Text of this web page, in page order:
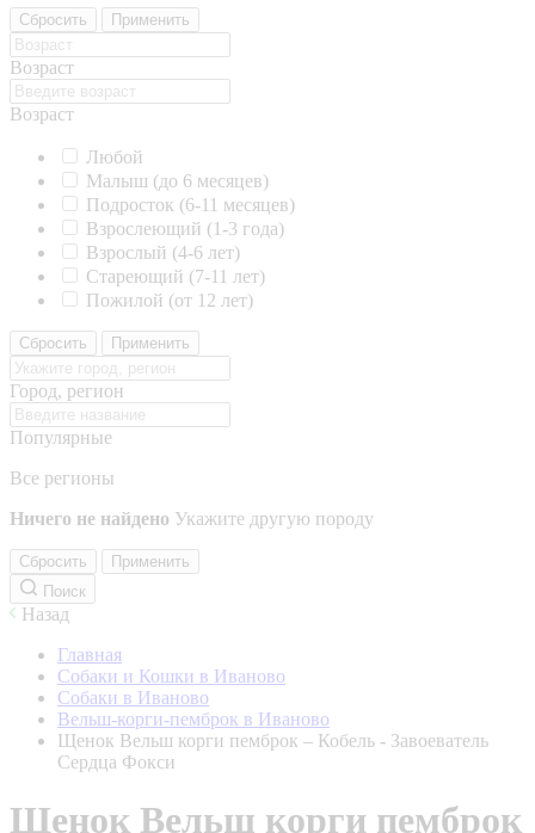
Сбросить Применить
Возраст
Возраст
Любой
Малыш (до 6 месяцев)
Подросток (6-11 месяцев)
Взрослеющий (1-3 года)
Взрослый (4-6 лет)
Стареющий (7-11 лет)
Пожилой (от 12 лет)
Сбросить Применить
Город, регион
Популярные
Все регионы
Ничего не найдено Укажите другую породу
Сбросить
Применить
Поиск
Назад
Главная
Собаки и Кошки в Иваново
Собаки в Иваново
Вельш-корги-пемброк в Иваново
Щенок Вельш корги пемброк – Кобель - Завоеватель
Сердца Фокси
Щенок Вельш корги пемброк